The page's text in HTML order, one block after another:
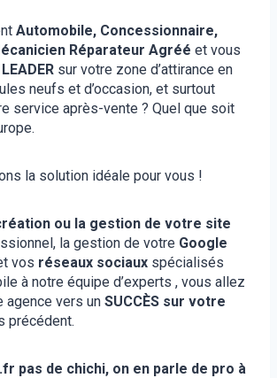
Automobile, Concessionnaire,
Réparateur Agréé et vous
LEADER sur votre zone d’attirance en
neufs et d’occasion, et surtout
service après-vente ? Quel que soit
la solution idéale pour vous !
ou la gestion de votre site
la gestion de votre Google
vos réseaux sociaux spécialisés
à notre équipe d’experts , vous allez
agence vers un SUCCÈS sur votre
précédent.
pas de chichi, on en parle de pro à